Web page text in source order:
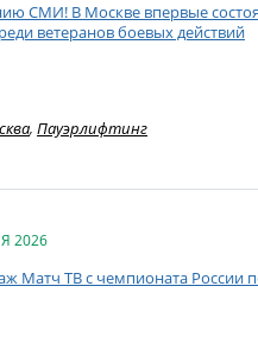
СМИ! В Москве впервые
ветеранов боевых действий
, Пауэрлифтинг
2026
Матч ТВ с чемпионата России